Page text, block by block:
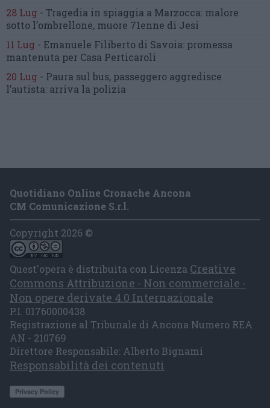
28 Lug - Tragedia in spiaggia a Marzocca: malore
sotto l’ombrellone, muore 71enne di Jesi
11 Lug - Emanuele Filiberto di Savoia: promessa
mantenuta per Casa Perticaroli
20 Lug - Paura sul bus, passeggero aggredisce
l’autista: arriva la polizia
Quotidiano Online Cronache Ancona
CM Comunicazione S.r.l.
Copyright 2026 ©
Quest'opera è distribuita con Licenza Creative
Commons Attribuzione - Non commerciale -
Non opere derivate 4.0 Internazionale
P.I. 01760000438
Registrazione al Tribunale di Ancona Numero REA
AN - 210769
Direttore Responsabile: Alberto Bignami
Responsabilità dei contenuti